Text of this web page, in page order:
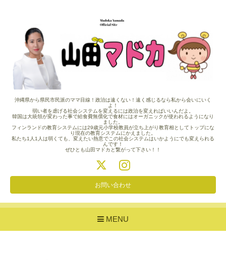
沖縄県から県民市民派のママ目線！政治は遠くない！遠く感じるなら私から会いにいく
よ！
弱い者を虐げる社会システムを変えるには政治を変えればいいんだよ。
韓国は大統領が変わった事で給食費無償化で食材にはオーガニックが使われるようになり
ました。
フィンランドの教育システムには29歳元小学校教員が立ち上がり教育相としてトップにな
り現在の教育システムにかえました。
私たち1人1人は弱くても、変えたい熱意でこの社会システムはいかようにでも変えられる
んです！
ぜひとも山田マドカと繋がって下さい！！
お問い合わせ
MENU